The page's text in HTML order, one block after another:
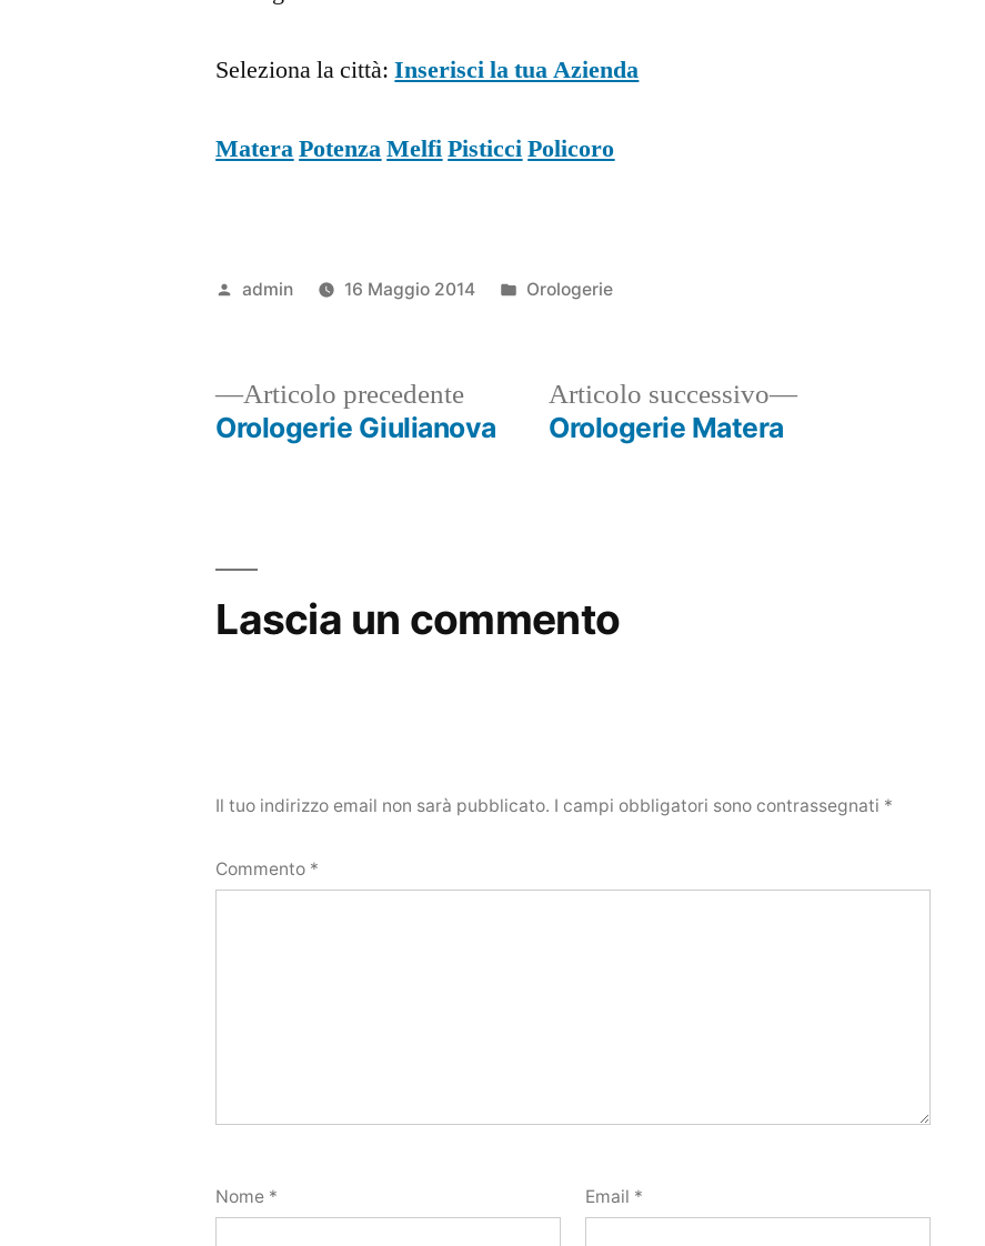
Seleziona la città: Inserisci la tua Azienda
MateraPotenzaMelfiPisticciPolicoro
Pubblicato
admin 16 Maggio 2014
Pubblicato
Orologerie
Navigazione
Articolo precedenteArticolo
precedente:
Orologerie Giulianova
Articolo successivo
Articolo
Orologerie Matera
Lascia un commento
Il tuo indirizzo email non sarà pubblicato. I campi obbligatori sono contrassegnati *
Commento *
Nome * Email *